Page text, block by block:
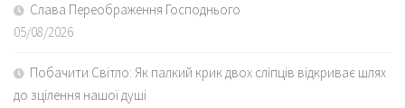
Слава Переображення Господнього
05/08/2026
Побачити Світло: Як палкий крик двох сліпців відкриває шлях
до зцілення нашої душі